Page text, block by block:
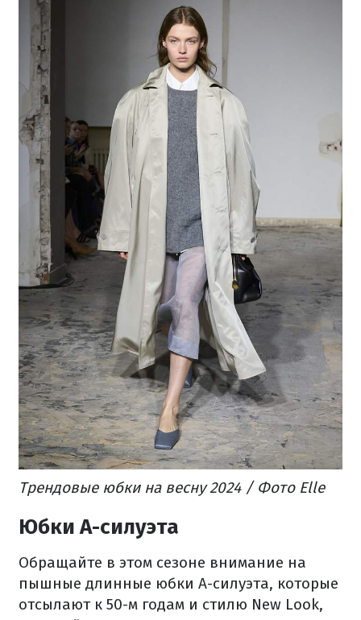
Трендовые юбки на весну 2024 / Фото Elle
Юбки А-силуэта
Обращайте в этом сезоне внимание на
пышные длинные юбки А-силуэта, которые
отсылают к 50-м годам и стилю New Look,